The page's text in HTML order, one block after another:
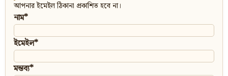
আপনার ইমেইল ঠিকানা প্রকাশিত হবে না।
নাম*
ইমেইল*
মন্তব্য*